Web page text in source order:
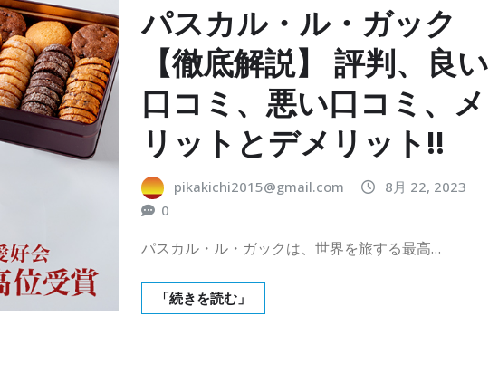
パスカル・ル・ガック
【徹底解説】 評判、良い
口コミ、悪い口コミ、メ
リットとデメリット!!
pikakichi2015@gmail.com
8月 22, 2023
0
パスカル・ル・ガックは、世界を旅する最高…
「続きを読む」